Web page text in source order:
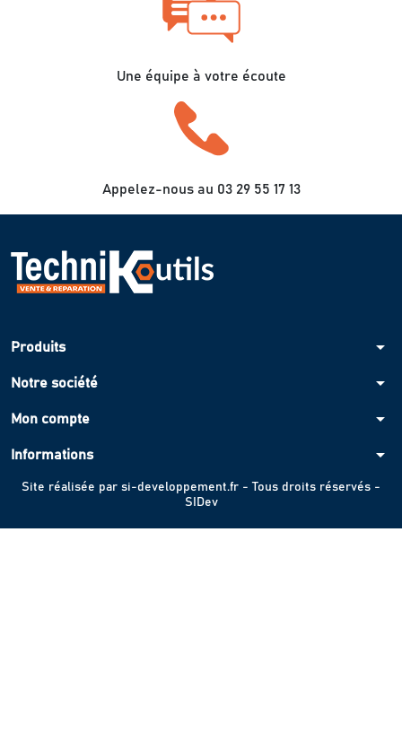
Une équipe à votre écoute
Appelez-nous au 03 29 55 17 13
Produits arrow_drop_down
Notre société arrow_drop_down
Mon compte arrow_drop_down
Informations arrow_drop_down
Site réalisée par si-developpement.fr - Tous droits réservés -
SIDev